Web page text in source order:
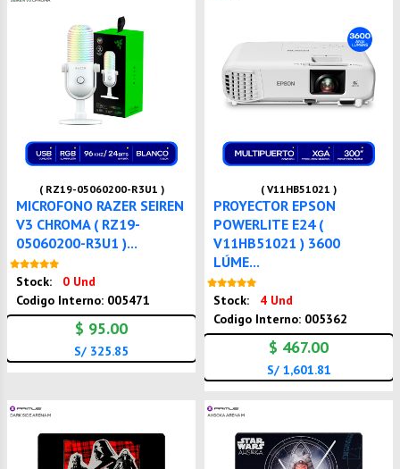
( RZ19-05060200-R3U1 )
MICROFONO RAZER SEIREN
V3 CHROMA ( RZ19-
05060200-R3U1 )...
Stock:
0 Und
Codigo Interno: 005471
$ 95.00
S/ 325.85
( V11HB51021 )
PROYECTOR EPSON
POWERLITE E24 (
V11HB51021 ) 3600
LÚME...
Stock:
4 Und
Codigo Interno: 005362
$ 467.00
S/ 1,601.81